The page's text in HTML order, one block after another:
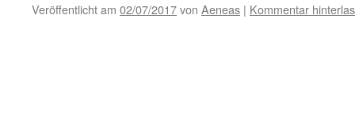
Veröffentlicht am 02/07/2017von Aeneas | Kommentar